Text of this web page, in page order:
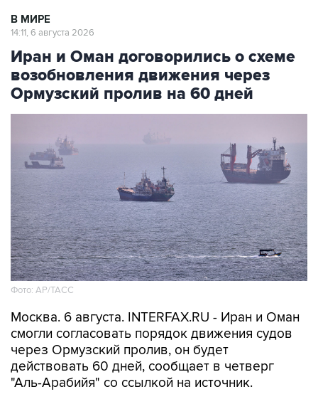
В МИРЕ
14:11, 6 августа 2026
Иран и Оман договорились о схеме
возобновления движения через
Ормузский пролив на 60 дней
Фото: AP/ТАСС
Москва. 6 августа. INTERFAX.RU - Иран и Оман
смогли согласовать порядок движения судов
через Ормузский пролив, он будет
действовать 60 дней, сообщает в четверг
"Аль-Арабийя" со ссылкой на источник.